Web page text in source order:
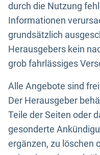
durch die Nutzung
Informationen
grundsätzlich
Herausgebers kein
grob fahrlässiges
Alle Angebote sind
Der Herausgeber
Teile der Seiten oder
gesonderte
ergänzen, zu löschen